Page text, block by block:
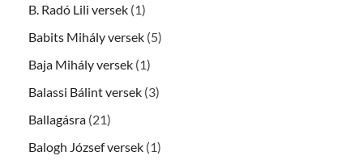
B. Radó Lili versek (1)
Babits Mihály versek (5)
Baja Mihály versek (1)
Balassi Bálint versek (3)
Ballagásra (21)
Balogh József versek (1)